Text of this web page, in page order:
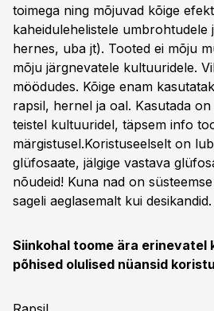
toimega ning mõjuvad kõige
kaheidulehelistele
hernes, uba jt). Tooted ei mõju
mõju järgnevatele kultuuridele.
möödudes. Kõige enam
rapsil, hernel ja oal. Kasutada
teistel kultuuridel, täpsem info
märgistusel.Koristuseelselt on
glüfosaate, jälgige vastava
nõudeid! Kuna nad on
sageli aeglasemalt kui desikandid.
Siinkohal toome ära
põhised olulised nüansid